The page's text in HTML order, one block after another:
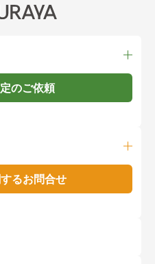
のご依頼
るお問合せ